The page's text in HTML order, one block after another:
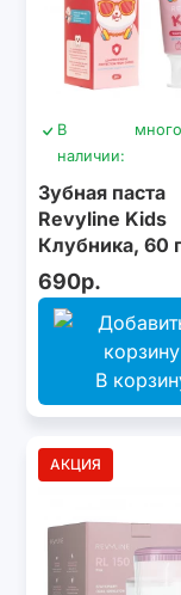
В
наличии:
много
Зубная паста
Revyline Kids
Клубника, 60 г
690р.
В
АКЦИЯ